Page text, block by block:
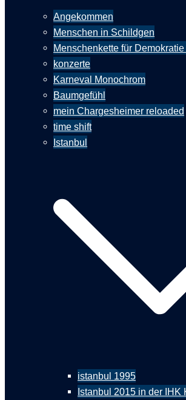
Angekommen
Menschen in Schildgen
Menschenkette für
konzerte
Karneval Monochrom
Baumgefühl
mein Chargesheimer reloaded
time shift
Istanbul
istanbul 1995
Istanbul 2015 in der IHK